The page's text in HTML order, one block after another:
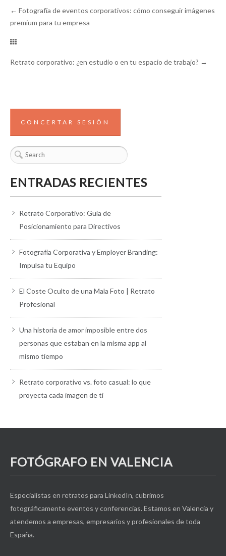
← Fotografía de eventos corporativos: cómo conseguir imágenes
premium para tu empresa
Retrato corporativo: ¿en estudio o en tu espacio de trabajo? →
CONCERTAR SESIÓN
ENTRADAS RECIENTES
Retrato Corporativo: Guía de
Posicionamiento para Directivos
Fotografía Corporativa y Employer Branding:
Impulsa tu Equipo
El Coste Oculto de una Mala Foto | Retrato
Profesional
Una historia de amor imposible entre dos
personas que estaban en la misma app al
mismo tiempo
Retrato corporativo vs. foto casual: lo que
proyecta cada imagen de ti
FOTÓGRAFO EN VALENCIA
Especialistas en retratos para LinkedIn, cubrimos
fotográficamente eventos y conferencias. Estamos en Valencia y
atendemos a empresas, empresarios y profesionales de toda
España.